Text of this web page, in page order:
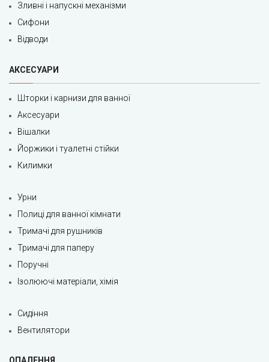
Зливні і напускні механізми
Сифони
Відводи
АКСЕСУАРИ
Шторки і карнизи для ванної
Аксесуари
Вішалки
Йоржики і туалетні стійки
Килимки
Урни
Полиці для ванної кімнати
Тримачі для рушників
Тримачі для паперу
Поручні
Ізолюючі матеріали, хімія
Сидіння
Вентилятори